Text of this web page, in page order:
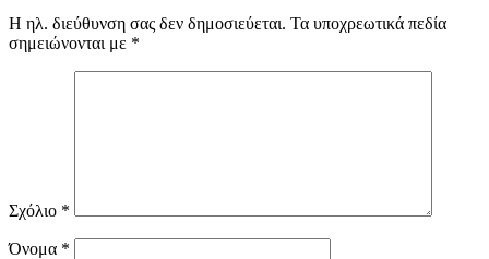
Η ηλ. διεύθυνση σας δεν δημοσιεύεται. Τα υποχρεωτικά πεδία
σημειώνονται με *
Σχόλιο *
Όνομα *